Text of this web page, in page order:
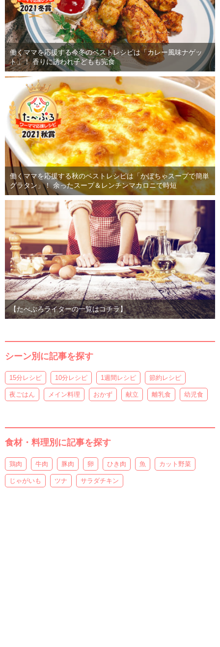
働くママを応援する今冬のベストレシピは「カレー風味ナゲッ
ト」！ 香りに誘われ子どもも完食
働くママを応援する秋のベストレシピは「かぼちゃスープで簡単
グラタン」！ 余ったスープ＆レンチンマカロニで時短
【たべぷろライターの一覧はコチラ】
シーン別に記事を探す
15分レシピ 10分レシピ 1週間レシピ 節約レシピ
夜ごはん メイン料理 おかず 献立 離乳食 幼児食
食材・料理別に記事を探す
鶏肉 牛肉 豚肉 卵 ひき肉 魚 カット野菜
じゃがいも ツナ サラダチキン